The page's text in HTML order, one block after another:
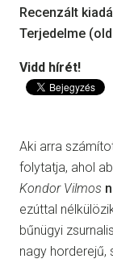
Recenzált
Terjedelme
Vidd hírét!
Aki arra
folytatja, ahol
Kondor Vilmos
ezúttal
bűnügyi
nagy horderejű,